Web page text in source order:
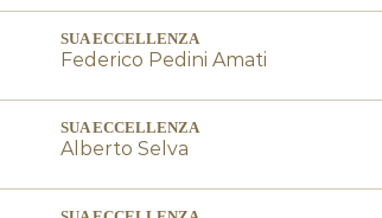
SUA ECCELLENZA
Federico Pedini Amati
SUA ECCELLENZA
Alberto Selva